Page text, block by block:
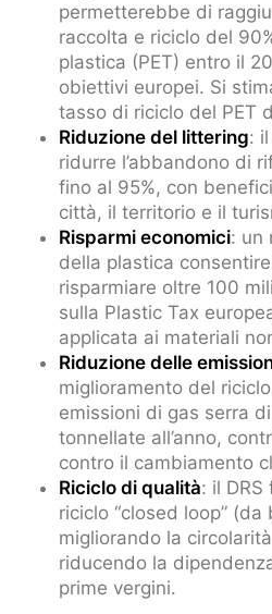
permetterebbe di
raccolta e riciclo del
plastica (PET) entro il
obiettivi europei. Si
tasso di riciclo del PET
Riduzione del littering:
ridurre l’abbandono di
fino al 95%, con
città, il territorio e il
Risparmi economici: un
della plastica
risparmiare oltre 100
sulla Plastic Tax
applicata ai materiali
Riduzione delle
miglioramento del
emissioni di gas serra
tonnellate all’anno,
contro il cambiamento
Riciclo di qualità: il
riciclo “closed loop”
migliorando la
riducendo la
prime vergini.